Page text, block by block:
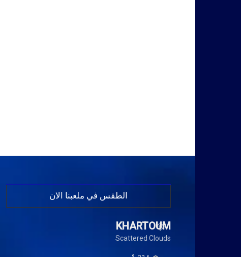
الطقس في ملعبنا الان
KHARTOUM
Scattered Clouds